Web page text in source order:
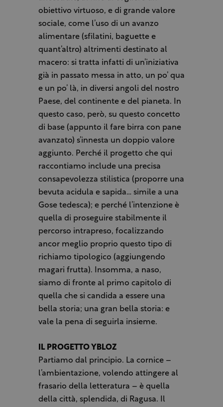
obiettivo virtuoso, e di grande valore
sociale, come l’uso di un avanzo
alimentare (sfilatini, baguette e
quant’altro) altrimenti destinato al
macero: si tratta infatti di un’iniziativa
già in passato messa in atto, un po’ qua
e un po’ là, in diversi angoli del nostro
Paese, del continente e del pianeta. In
questo caso, però, su questo concetto
di base (appunto il fare birra con pane
avanzato) s’innesta un doppio valore
aggiunto. Perché il progetto che qui
raccontiamo include una precisa
consapevolezza stilistica (proporre una
bevuta acidula e sapida… simile a una
Gose tedesca); e perché l’intenzione è
quella di proseguire stabilmente il
percorso intrapreso, focalizzando
ancor meglio proprio questo tipo di
richiamo tipologico (aggiungendo
magari frutta). Insomma, a naso,
siamo di fronte al primo capitolo di
quella che si candida a essere una
bella storia; una gran bella storia: e
vale la pena di seguirla insieme.
IL PROGETTO YBLOZ
Partiamo dal principio. La cornice –
l’ambientazione, volendo attingere al
frasario della letteratura – è quella
della città, splendida, di Ragusa. Il